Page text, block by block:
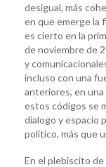
desigual, más
en que emerge la
es cierto en la
de noviembre de
y
incluso con una
anteriores, en
estos códigos se
dialogo y espacio
político, más que
En el plebiscito de